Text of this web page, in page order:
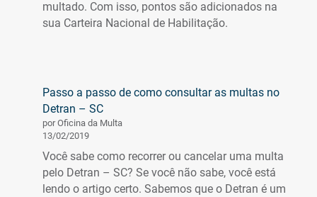
multado. Com isso, pontos são adicionados na
sua Carteira Nacional de Habilitação.
Passo a passo de como consultar as multas no
Detran – SC
por Oficina da Multa
13/02/2019
Você sabe como recorrer ou cancelar uma multa
pelo Detran – SC? Se você não sabe, você está
lendo o artigo certo. Sabemos que o Detran é um